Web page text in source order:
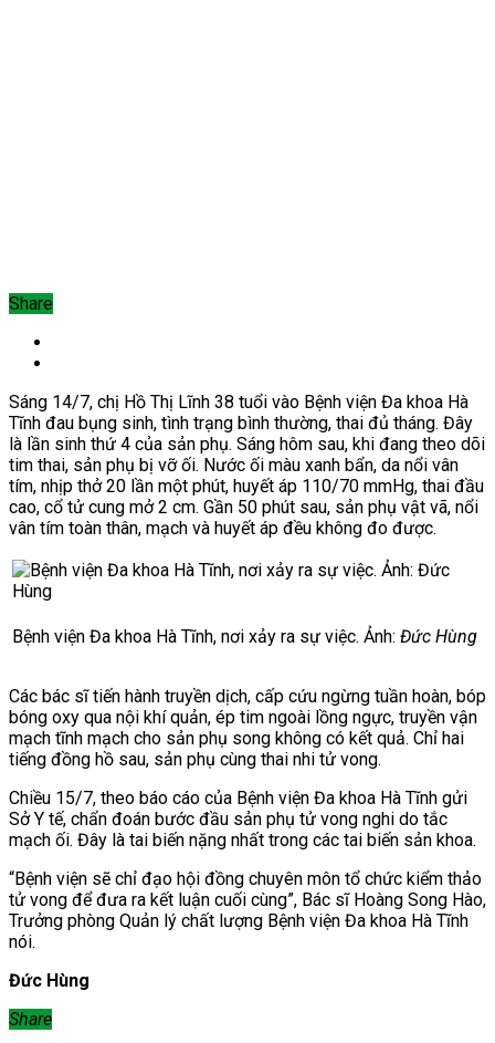
Share
Sáng 14/7, chị Hồ Thị Lĩnh 38 tuổi vào Bệnh viện Đa khoa Hà
Tĩnh đau bụng sinh, tình trạng bình thường, thai đủ tháng. Đây
là lần sinh thứ 4 của sản phụ. Sáng hôm sau, khi đang theo dõi
tim thai, sản phụ bị vỡ ối. Nước ối màu xanh bẩn, da nổi vân
tím, nhịp thở 20 lần một phút, huyết áp 110/70 mmHg, thai đầu
cao, cổ tử cung mở 2 cm. Gần 50 phút sau, sản phụ vật vã, nổi
vân tím toàn thân, mạch và huyết áp đều không đo được.
Bệnh viện Đa khoa Hà Tĩnh, nơi xảy ra sự việc. Ảnh: Đức Hùng
Các bác sĩ tiến hành truyền dịch, cấp cứu ngừng tuần hoàn, bóp
bóng oxy qua nội khí quản, ép tim ngoài lồng ngực, truyền vận
mạch tĩnh mạch cho sản phụ song không có kết quả. Chỉ hai
tiếng đồng hồ sau, sản phụ cùng thai nhi tử vong.
Chiều 15/7, theo báo cáo của Bệnh viện Đa khoa Hà Tĩnh gửi
Sở Y tế, chẩn đoán bước đầu sản phụ tử vong nghi do tắc
mạch ối. Đây là tai biến nặng nhất trong các tai biến sản khoa.
“Bệnh viện sẽ chỉ đạo hội đồng chuyên môn tổ chức kiểm thảo
tử vong để đưa ra kết luận cuối cùng”, Bác sĩ Hoàng Song Hào,
Trưởng phòng Quản lý chất lượng Bệnh viện Đa khoa Hà Tĩnh
nói.
Đức Hùng
Share